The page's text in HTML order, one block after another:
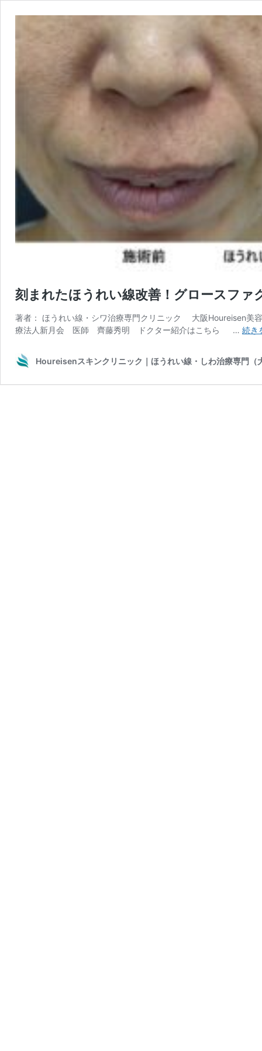
刻まれたほうれい線改善！グロースファ
著者： ほうれい線・シワ治療専門クリニック 大阪Houreisen美
療法人新月会 医師 齊藤秀明 ドクター紹介はこちら … 続き
Houreisenスキンクリニック｜ほうれい線・しわ治療専門（